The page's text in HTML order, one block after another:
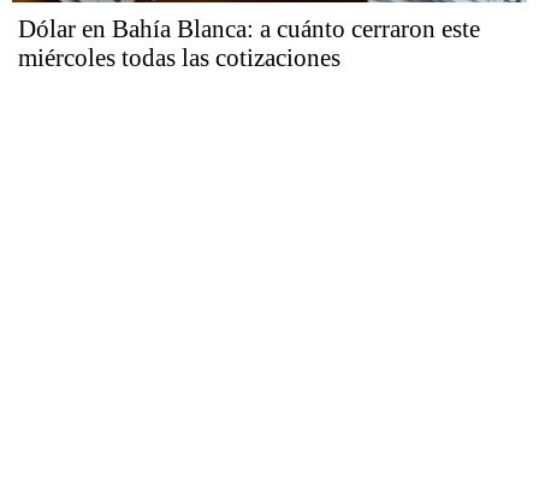
Dólar en Bahía Blanca: a cuánto cerraron este
miércoles todas las cotizaciones